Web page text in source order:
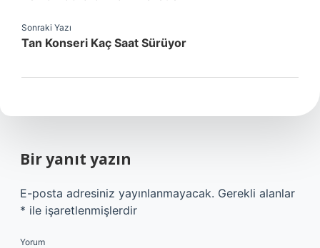
Sonraki Yazı
Tan Konseri Kaç Saat Sürüyor
Bir yanıt yazın
E-posta adresiniz yayınlanmayacak. Gerekli alanlar
* ile işaretlenmişlerdir
Yorum